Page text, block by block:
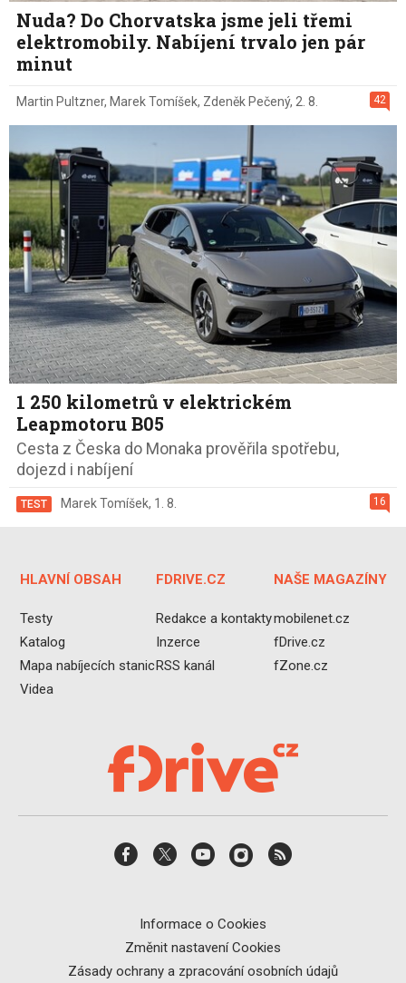
Nuda? Do Chorvatska jsme jeli třemi
elektromobily. Nabíjení trvalo jen pár
minut
42
Martin Pultzner, Marek Tomíšek, Zdeněk Pečený, 2. 8.
1 250 kilometrů v elektrickém
Leapmotoru B05
Cesta z Česka do Monaka prověřila spotřebu,
dojezd i nabíjení
16
TEST Marek Tomíšek, 1. 8.
HLAVNÍ OBSAH
Testy
Katalog
Mapa nabíjecích stanic
Videa
FDRIVE.CZ
Redakce a kontakty
Inzerce
RSS kanál
NAŠE MAGAZÍNY
mobilenet.cz
fDrive.cz
fZone.cz
Informace o Cookies
Změnit nastavení Cookies
Zásady ochrany a zpracování osobních údajů